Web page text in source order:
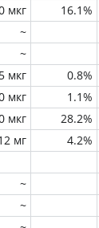
мкг 16.1%
~
~
мкг 0.8%
мкг 1.1%
мкг 28.2%
мг 4.2%
~
~